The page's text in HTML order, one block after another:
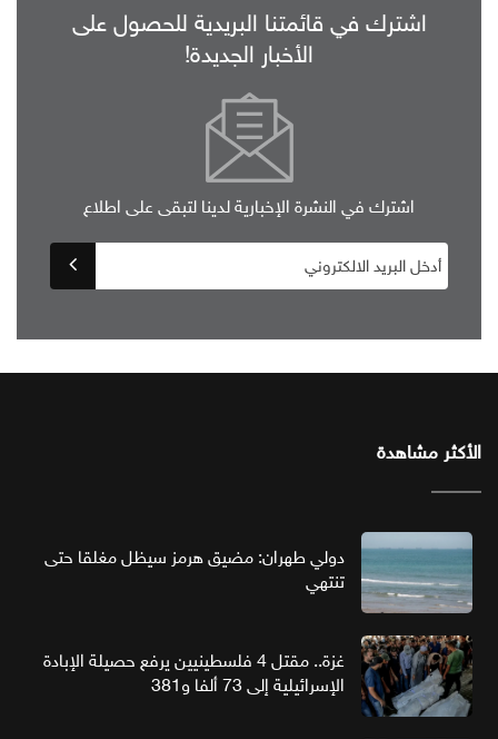
اشترك في قائمتنا البريدية للحصول على
الأخبار الجديدة!
اشترك في النشرة الإخبارية لدينا لتبقى على اطلاع
الأكثر مشاهدة
دولي طهران: مضيق هرمز سيظل مغلقا حتى
تنتهي
غزة.. مقتل 4 فلسطينيين يرفع حصيلة الإبادة
الإسرائيلية إلى 73 ألفا و381